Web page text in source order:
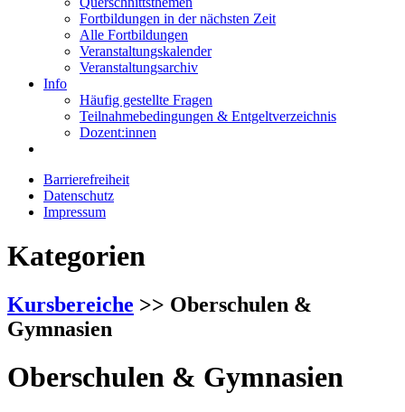
Fortbildungen in der nächsten Zeit
Alle Fortbildungen
Veranstaltungskalender
Veranstaltungsarchiv
Info
Häufig gestellte Fragen
Teilnahmebedingungen & Entgeltverzeichnis
Dozent:innen
Barrierefreiheit
Datenschutz
Impressum
Kategorien
Kursbereiche >> Oberschulen &
Gymnasien
Oberschulen & Gymnasien